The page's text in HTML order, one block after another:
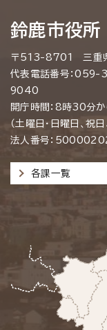
鈴鹿市役所
〒513-8701 三重
代表電話番号：
9040
開庁時間：8時30分
（土曜日・日曜日、祝
法人番号：
各課一覧